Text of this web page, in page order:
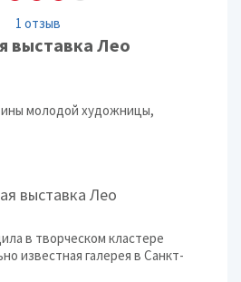
1 отзыв
выставка Лео
молодой художницы,
выставка Лео
в творческом кластере
известная галерея в Санкт-